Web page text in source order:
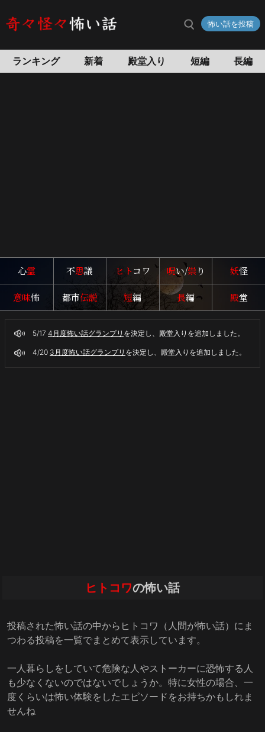
怖い話を投稿
ランキング 新着 殿堂入り 短編 長編
心霊 不思議 ヒトコワ 呪い/祟り 妖怪
意味怖 都市伝説 短編 長編 殿堂
5/17 4月度怖い話グランプリ を決定し、殿堂入りを追加しました。
4/20 3月度怖い話グランプリ を決定し、殿堂入りを追加しました。
ヒトコワの怖い話
投稿された怖い話の中からヒトコワ（人間が怖い話）にま
つわる投稿を一覧でまとめて表示しています。
一人暮らしをしていて危険な人やストーカーに恐怖する人
も少なくないのではないでしょうか。特に女性の場合、一
度くらいは怖い体験をしたエピソードをお持ちかもしれま
せんね